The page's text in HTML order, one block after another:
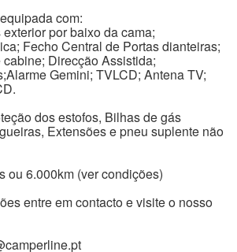
com:
por baixo da cama;
Fecho Central de Portas dianteiras;
Direcção Assistida;
Gemini; TVLCD; Antena TV;
dos estofos, Bilhas de gás
Extensões e pneu suplente não
ou 6.000km (ver condições)
entre em contacto e visite o nosso